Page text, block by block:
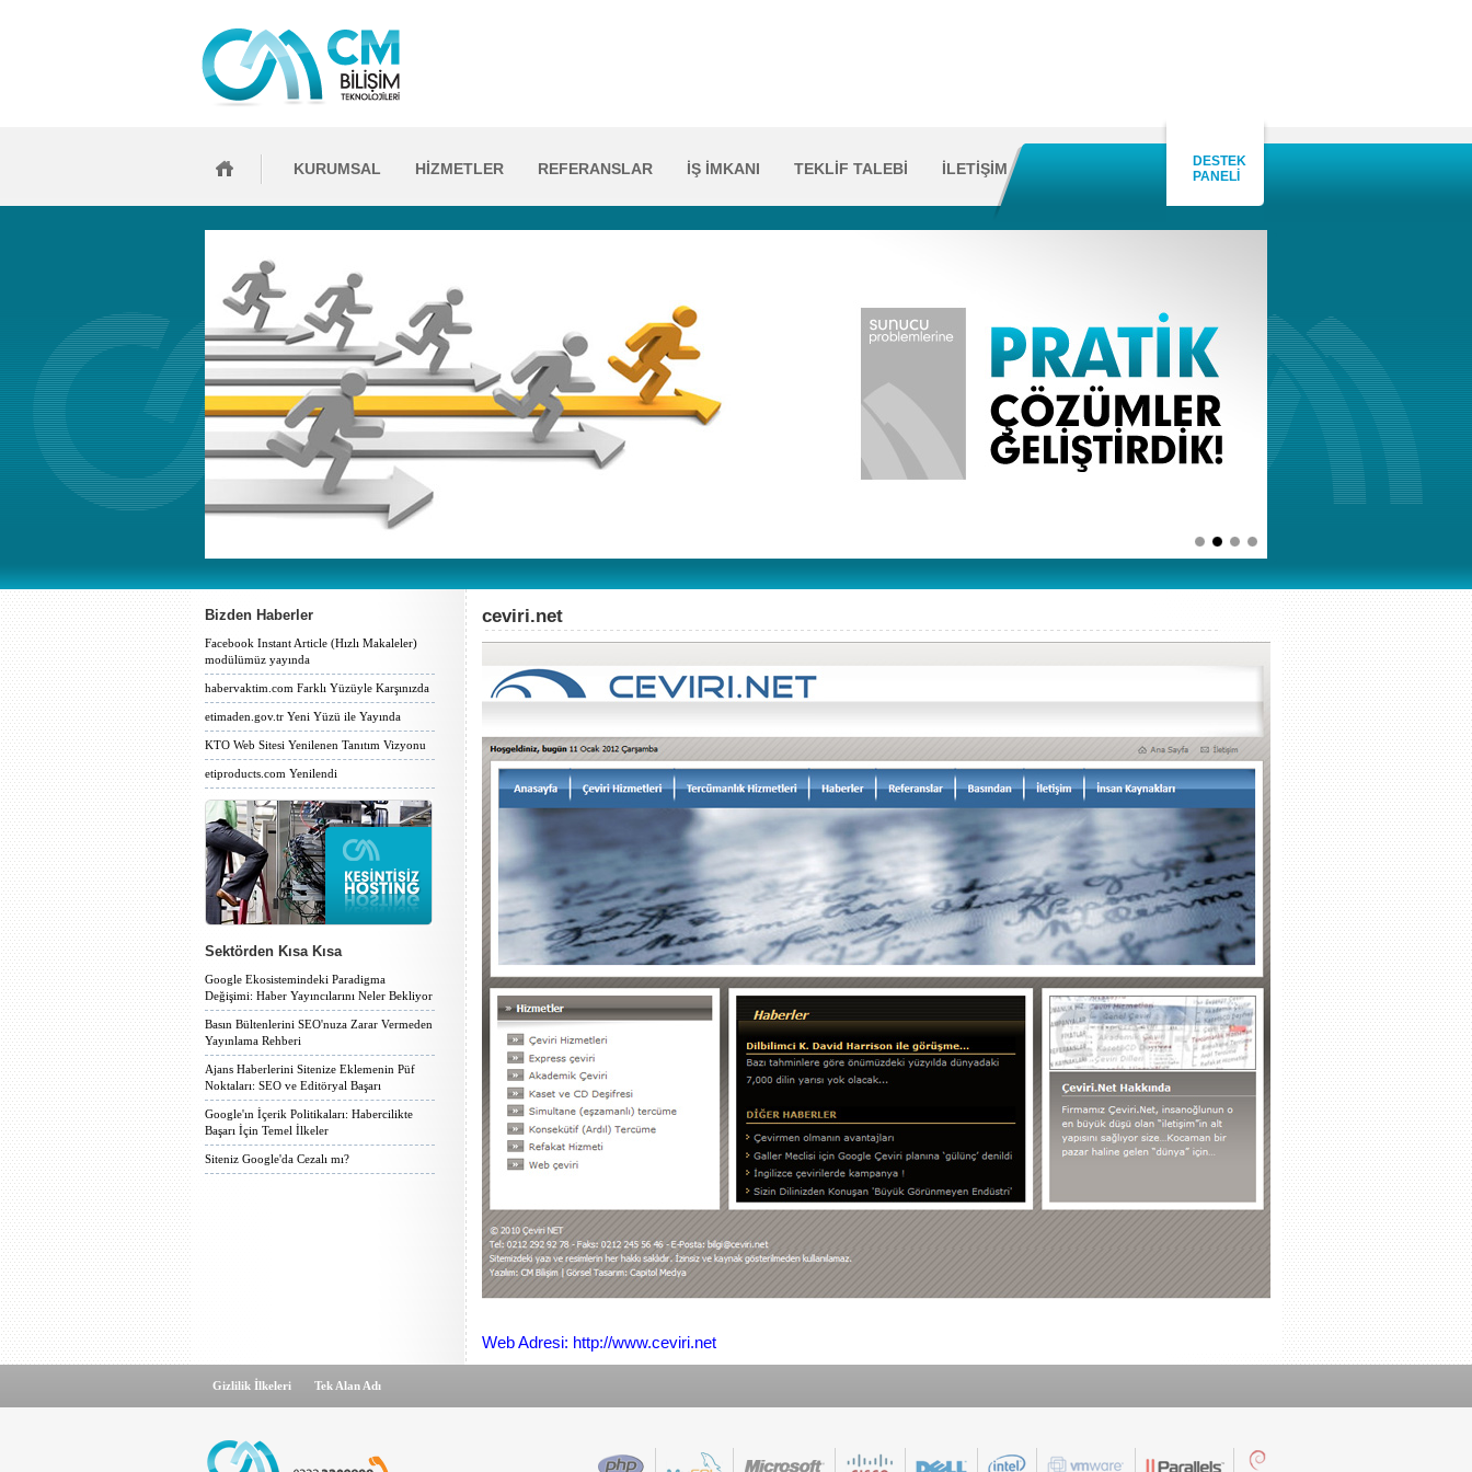
DESTEK
PANELİ
KURUMSAL HİZMETLER REFERANSLAR İŞ İMKANI TEKLİF TALEBİ İLETİŞİM
Bizden Haberler
Facebook Instant Article (Hızlı Makaleler)
modülümüz yayında
habervaktim.com Farklı Yüzüyle Karşınızda
etimaden.gov.tr Yeni Yüzü ile Yayında
KTO Web Sitesi Yenilenen Tanıtım Vizyonu
etiproducts.com Yenilendi
Sektörden Kısa Kısa
Google Ekosistemindeki Paradigma
Değişimi: Haber Yayıncılarını Neler Bekliyor
Basın Bültenlerini SEO'nuza Zarar Vermeden
Yayınlama Rehberi
Ajans Haberlerini Sitenize Eklemenin Püf
Noktaları: SEO ve Editöryal Başarı
Google'ın İçerik Politikaları: Habercilikte
Başarı İçin Temel İlkeler
Siteniz Google'da Cezalı mı?
ceviri.net
Web Adresi: http://www.ceviri.net
Gizlilik İlkeleri Tek Alan Adı